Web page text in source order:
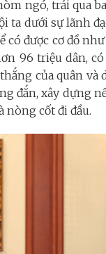
ngó, trải qua
dưới sự lãnh
có được cơ đồ
96 triệu dân,
của quân và
đắn, xây dựng
nòng cốt đi đầu.